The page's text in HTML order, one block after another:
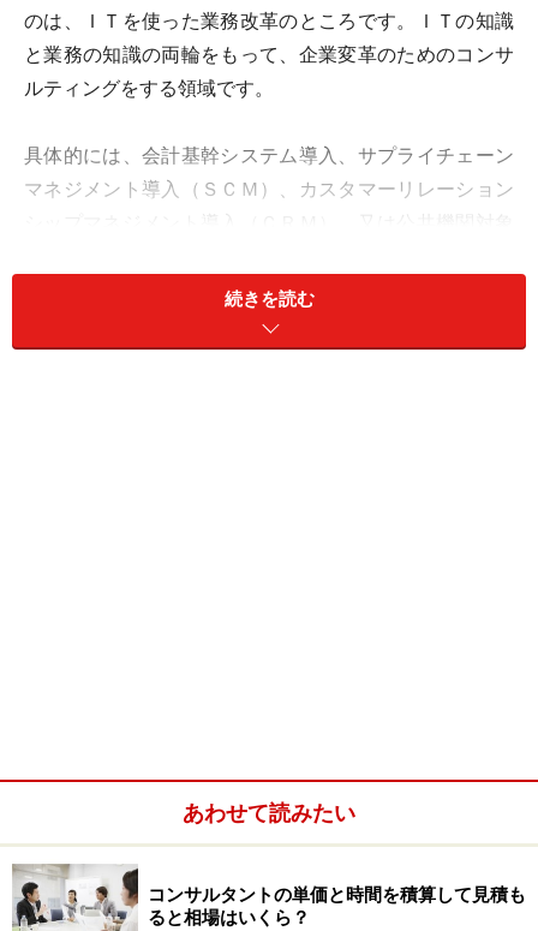
のは、ＩＴを使った業務改革のところです。ＩＴの知識
と業務の知識の両輪をもって、企業変革のためのコンサ
ルティングをする領域です。
具体的には、会計基幹システム導入、サプライチェーン
マネジメント導入（ＳＣＭ）、カスタマーリレーション
シップマネジメント導入（ＣＲＭ）、又は公共機関対象
この領域は、多くのコンサルティング会社があります
し、扱っている範囲も、募集している人数も多く、多く
続きを読む
あわせて読みたい
コンサルタントの単価と時間を積算して見積も
ると相場はいくら？